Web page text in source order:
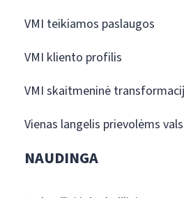
VMI teikiamos paslaugos
VMI kliento profilis
VMI skaitmeninė
Vienas langelis prievolėms
NAUDINGA